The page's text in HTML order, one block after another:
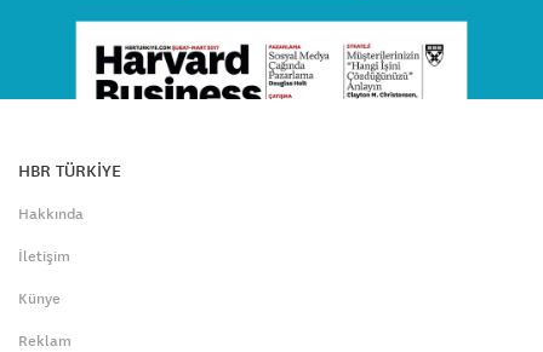
HBR TÜRKİYE
Hakkında
İletişim
Künye
Reklam